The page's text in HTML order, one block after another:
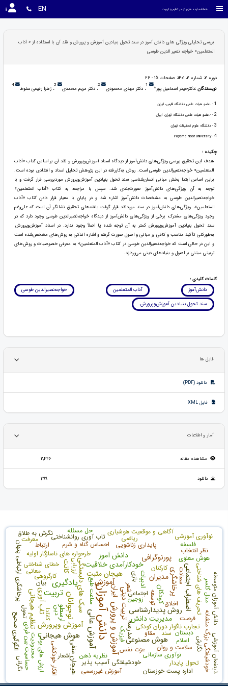
فصلنامه ایده های نو در تعلیم و تربیت EN
بررسی تحلیلی ویژگی های دانش آموز در سند تحول بنیادین آموزش و پرورش و نقد آن با استفاده از « آداب
المتعلمین» خواجه نصیر الدین طوسی
دوره 2، شماره 2، 1401، صفحات 15 - 26
نویسندگان :دکترحیدر اسماعیل پور* 1، دکتر مهدی محمودی 2، دکتر مریم محمدی 3، زهرا رفیعی سلوط 4
1- .عضو هیات علمی دانشگاه فارس، ایران
2- -.عضو هیات علمی دانشگاه تهران، ایران
3- دانشگاه علوم تحقیقات تهران
4
- Payame Noor University
چکیده :
هدف این تحقیق بررسی ویژگی‌های دانش‌آموز از دیدگاه اسناد آموزش‌وپرورش و نقد آن بر اساس کتاب «آداب
المتعلمین» خواجه‌نصیرالدین طوسی است. روش به‌کاررفته در این پژوهش تحلیل اسناد و انتقادی بوده است.
براین اساس ابتدا بخش مبانی انسان‌شناسی سند تحول بنیادین آموزش‌وپرورش موردبررسی قرار گرفت و با
توجه به آن ویژگی‌های دانش‌آموز صورت‌بندی شد. سپس با مراجعه به کتاب «آداب المتعلمین»
خواجه‌نصیرالدین طوسی به مشخصات دانش‌آموز اشاره شد و در پایان با معیار قرار دادن کتاب «آداب
المتعلمین»، ویژگی‌های دانش‌آموز در سند موردنقد قرار گرفت یافته‌های تحقیق نشانگر آن است که علی‌رغم
وجود ویژگی‌های مشترک، برخی از ویژگی‌های دانش‌آموز از دیدگاه خواجه‌نصیرالدین طوسی وجود دارد که در
سند تحول بنیادین آموزش‌وپرورش کمتر به آن توجه شده یا اصلاً وجود ندارد. در اسناد آموزش‌وپرورش،
به‌طورکلی تأکید مناسب و کافی بر مبانی و اصول صورت گرفته و اشاره اندکی به روش‌های مشخص‌شده است
و این در حالی است که خواجه‌نصیرالدین طوسی در کتاب «آداب المتعلمین» به معرفی خصوصیات و روش‌های
تربیتی مبتنی بر اصول و بنیادهای دینی می‌پردازد.
کلمات کلیدی :
دانش‌آموز آداب المتعلمین
خواجه‌نصیرالدین طوسی
سند تحول بنیادین آموزش‌وپرورش.
فایل ها
دانلود (PDF)
فایل XML
آمار و اطلاعات
مشاهده مقاله 2,446
دانلود 1,199
دانش آموزان
یادگیری
نوجوانان
آموزش عالی آموزش و پرورش
تربیت سبک های دلبستگی
مدرسه
تربیت دینیمدیریت دانش
آموزش وپرورش
هوش مصنوعی
آموزش ادبیات
کانت
روش پدیدارشناسی
ایران
ارسطو تاب آوری
هوش هیجانی
مدیران
خودکارآمدی خلاقیت
هیجان مثبت
هیجان منفی
پرخاشگری کودکان تنظیم هیجانی اضطراب اجتماعی
پورنوگرافی دانش آموز طرحواره های ناسازگار اولیه پرخاشگری ارتباطی پنهان احساس گناه و شرم
زوجین
تجارب ناگوار دوران کودکی
خودشیفتگی آسیب پذیر خودشیفتگی بزرگ منشانه حساسیت بین فردی
تحریف های شناختی
تاب آوری روانشناختی
پایداری زناشویی
هوش معنوی
آگاهی و موقعیت هوشیاری
دانش آموزان متوسطه
عزت نفس
مناعت طبع
کارگروهی
الگوگیری صحیح
آموزش غیررسمی
نوآوری سازمانی
کارکنان
اداره پست خوزستان افکار خودکشیارزش های بومی تحول پایدار ذینفعان آموزشی مقاو
نظریه ذهن
خطای شناختی
نگرش به طلاق
نظرِ انتخاب
مدل گلسر
نوآوری آموزشی
اجتماعی
سلامت و روان
دبستان
ارزیابی
بازی
شعر
فیزیک
ریاضی
اشعار
ارتباط
دین
معرفت
نگارش
فرصت
محدودیت
معانی
بیان
اخلاق
فلسفه
سند
تحول
سعادت
حل مسئله
کانادا
نگرانی
توسعه
اسلام